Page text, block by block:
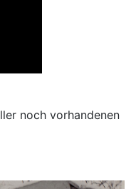
noch vorhandenen